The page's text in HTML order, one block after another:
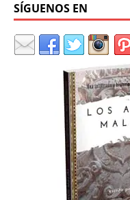
SÍGUENOS EN